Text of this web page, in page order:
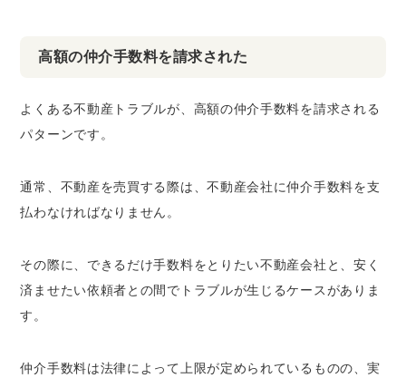
高額の仲介手数料を請求された
よくある不動産トラブルが、高額の仲介手数料を請求される
パターンです。
通常、不動産を売買する際は、不動産会社に仲介手数料を支
払わなければなりません。
その際に、できるだけ手数料をとりたい不動産会社と、安く
済ませたい依頼者との間でトラブルが生じるケースがありま
す。
仲介手数料は法律によって上限が定められているものの、実